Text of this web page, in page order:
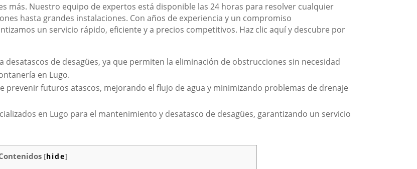
más. Nuestro equipo de expertos está disponible las 24 horas para resolver cualquier
hasta grandes instalaciones. Con años de experiencia y un compromiso
un servicio rápido, eficiente y a precios competitivos. Haz clic aquí y descubre por
desatascos de desagües, ya que permiten la eliminación de obstrucciones sin necesidad
en Lugo.
prevenir futuros atascos, mejorando el flujo de agua y minimizando problemas de drenaje
en Lugo para el mantenimiento y desatasco de desagües, garantizando un servicio
[hide]